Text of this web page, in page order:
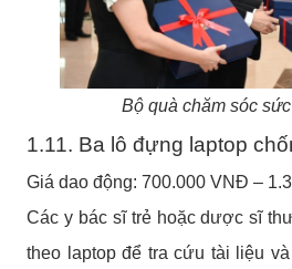
Bộ quà chăm sóc
1.11. Ba lô đựng laptop
Giá dao động: 700.000 VNĐ –
Các y bác sĩ trẻ hoặc dược sĩ
theo laptop để tra cứu tài liệu